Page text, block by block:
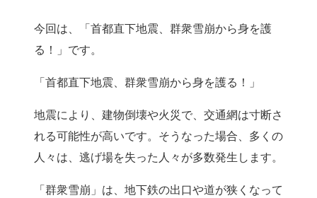
今回は、「首都直下地震、群衆雪崩から身を護
る！」です。
「首都直下地震、群衆雪崩から身を護る！」
地震により、建物倒壊や火災で、交通網は寸断さ
れる可能性が高いです。そうなった場合、多くの
人々は、逃げ場を失った人々が多数発生します。
「群衆雪崩」は、地下鉄の出口や道が狭くなって